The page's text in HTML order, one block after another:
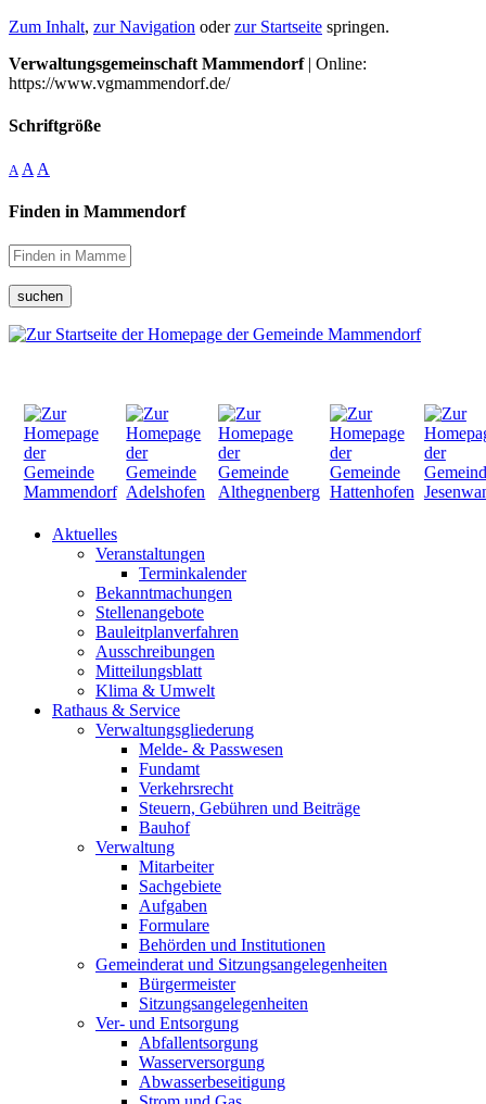
Zum Inhalt, zur Navigation oderzur Startseite springen.
Verwaltungsgemeinschaft Mammendorf| Online:
https://www.vgmammendorf.de/
Schriftgröße
A A A
Finden in Mammendorf
suchen
Aktuelles
Veranstaltungen
Terminkalender
Bekanntmachungen
Stellenangebote
Bauleitplanverfahren
Ausschreibungen
Mitteilungsblatt
Klima & Umwelt
Rathaus & Service
Verwaltungsgliederung
Melde- & Passwesen
Fundamt
Verkehrsrecht
Steuern, Gebühren und Beiträge
Bauhof
Verwaltung
Mitarbeiter
Sachgebiete
Aufgaben
Formulare
Behörden und Institutionen
Gemeinderat und Sitzungsangelegenheiten
Bürgermeister
Sitzungsangelegenheiten
Ver- und Entsorgung
Abfallentsorgung
Wasserversorgung
Abwasserbeseitigung